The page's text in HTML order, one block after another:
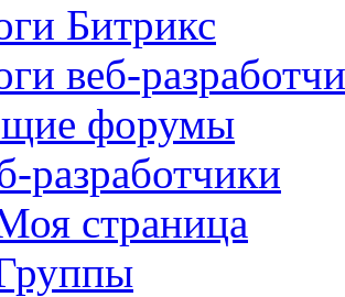
Битрикс
веб-
форумы
разработчики
страница